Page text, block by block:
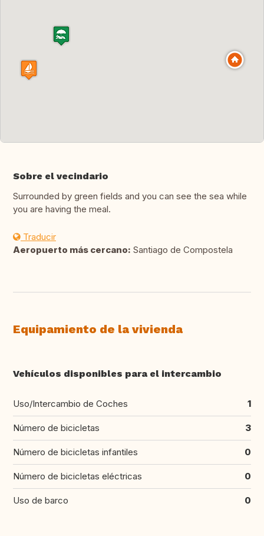
Sobre el vecindario
Surrounded by green fields and you can see the sea while
you are having the meal.
Traducir
Aeropuerto más cercano: Santiago de Compostela
Equipamiento de la vivienda
Vehículos disponibles para el intercambio
Uso/Intercambio de Coches 1
Número de bicicletas 3
Número de bicicletas infantiles 0
Número de bicicletas eléctricas 0
Uso de barco 0